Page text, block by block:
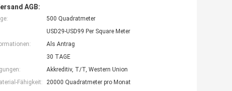
AGB:
500 Quadratmeter
USD29-USD99 Per Square Meter
Als Antrag
30 TAGE
Akkreditiv, T/T, Western Union
Fähigkeit:
20000 Quadratmeter pro Monat